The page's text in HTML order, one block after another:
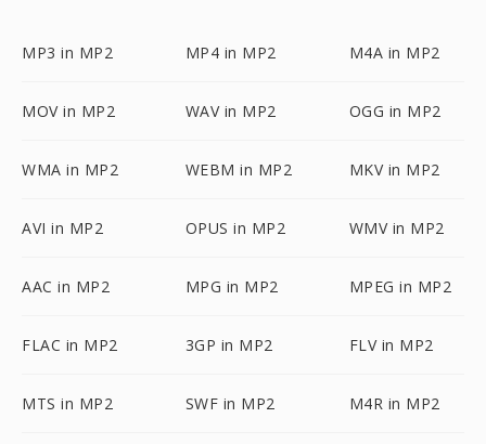
MP3 in MP2 MP4 in MP2 M4A in MP2
MOV in MP2 WAV in MP2 OGG in MP2
WMA in MP2 WEBM in MP2 MKV in MP2
AVI in MP2 OPUS in MP2 WMV in MP2
AAC in MP2 MPG in MP2 MPEG in MP2
FLAC in MP2 3GP in MP2 FLV in MP2
MTS in MP2 SWF in MP2 M4R in MP2